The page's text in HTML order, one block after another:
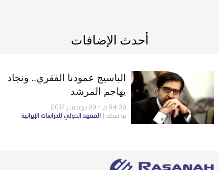
أحدث الإضافات
الباسيج عمودنا الفقري.. ونجاد
يهاجم المرشد
04:39 م - 29 نوفمبر 2017
بواسطة المعهد الدولي للدراسات الإيرانية